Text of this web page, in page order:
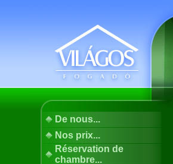
De nous...
Nos prix...
Réservation de
chambre...